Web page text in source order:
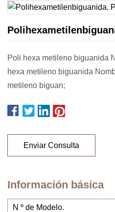
Poli hexa metileno biguanida
hexa metileno biguanida
metileno biguan;
Enviar Consulta
Información básica
N º de Modelo.